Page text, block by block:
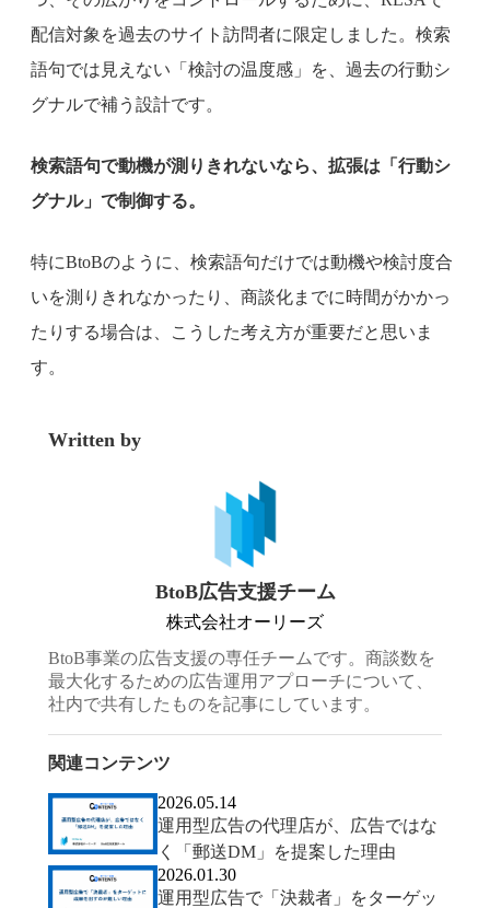
配信対象を過去のサイト訪問者に限定しました。検索
語句では見えない「検討の温度感」を、過去の行動シ
グナルで補う設計です。
検索語句で動機が測りきれないなら、拡張は「行動シ
グナル」で制御する。
特にBtoBのように、検索語句だけでは動機や検討度合
いを測りきれなかったり、商談化までに時間がかかっ
たりする場合は、こうした考え方が重要だと思いま
す。
Written by
BtoB広告支援チーム
株式会社オーリーズ
BtoB事業の広告支援の専任チームです。商談数を
最大化するための広告運用アプローチについて、
社内で共有したものを記事にしています。
関連コンテンツ
2026.05.14
運用型広告の代理店が、広告ではな
く「郵送DM」を提案した理由
2026.01.30
運用型広告で「決裁者」をターゲッ